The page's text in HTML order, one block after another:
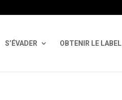
S’ÉVADER OBTENIR LE LABEL